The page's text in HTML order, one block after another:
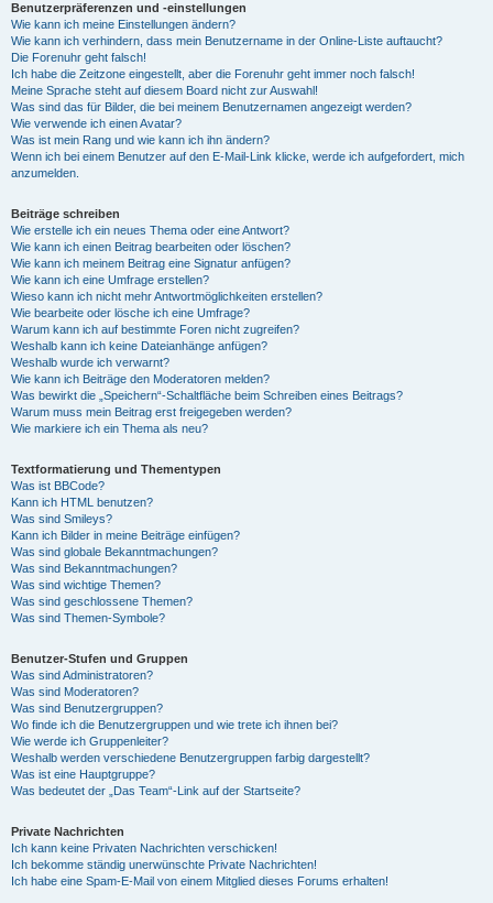
Benutzerpräferenzen und -einstellungen
Wie kann ich meine Einstellungen ändern?
Wie kann ich verhindern, dass mein Benutzername in der Online-Liste auftaucht?
Die Forenuhr geht falsch!
Ich habe die Zeitzone eingestellt, aber die Forenuhr geht immer noch falsch!
Meine Sprache steht auf diesem Board nicht zur Auswahl!
Was sind das für Bilder, die bei meinem Benutzernamen angezeigt werden?
Wie verwende ich einen Avatar?
Was ist mein Rang und wie kann ich ihn ändern?
Wenn ich bei einem Benutzer auf den E-Mail-Link klicke, werde ich aufgefordert, mich
anzumelden.
Beiträge schreiben
Wie erstelle ich ein neues Thema oder eine Antwort?
Wie kann ich einen Beitrag bearbeiten oder löschen?
Wie kann ich meinem Beitrag eine Signatur anfügen?
Wie kann ich eine Umfrage erstellen?
Wieso kann ich nicht mehr Antwortmöglichkeiten erstellen?
Wie bearbeite oder lösche ich eine Umfrage?
Warum kann ich auf bestimmte Foren nicht zugreifen?
Weshalb kann ich keine Dateianhänge anfügen?
Weshalb wurde ich verwarnt?
Wie kann ich Beiträge den Moderatoren melden?
Was bewirkt die „Speichern“-Schaltfläche beim Schreiben eines Beitrags?
Warum muss mein Beitrag erst freigegeben werden?
Wie markiere ich ein Thema als neu?
Textformatierung und Thementypen
Was ist BBCode?
Kann ich HTML benutzen?
Was sind Smileys?
Kann ich Bilder in meine Beiträge einfügen?
Was sind globale Bekanntmachungen?
Was sind Bekanntmachungen?
Was sind wichtige Themen?
Was sind geschlossene Themen?
Was sind Themen-Symbole?
Benutzer-Stufen und Gruppen
Was sind Administratoren?
Was sind Moderatoren?
Was sind Benutzergruppen?
Wo finde ich die Benutzergruppen und wie trete ich ihnen bei?
Wie werde ich Gruppenleiter?
Weshalb werden verschiedene Benutzergruppen farbig dargestellt?
Was ist eine Hauptgruppe?
Was bedeutet der „Das Team“-Link auf der Startseite?
Private Nachrichten
Ich kann keine Privaten Nachrichten verschicken!
Ich bekomme ständig unerwünschte Private Nachrichten!
Ich habe eine Spam-E-Mail von einem Mitglied dieses Forums erhalten!